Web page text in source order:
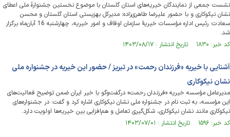
نشست جمعی از نمایندگان خیریه‌های استان گلستان با موضوع نخستین جشنوارۀ ملی اعطای
نشان نیکوکاری و با حضور علیرضا طاهری‌زاده؛ مدیرکل بهزیستی استان گلستان و محسن
سعادت؛ رئیس اداره مؤسسات خیریۀ سازمان اوقاف و امور خیریه، چهارشنبه 16 آبان‌ماه برگزار
شد.
کد خبر: ۱۸۳۰ تاریخ انتشار : ۱۴۰۳/۰۸/۱۷
آشنایی با خیریه «فرزندان رحمت» در تبریز / حضور این خیریه در جشنواره ملی
نشان نیکوکاری
مدیرعامل مؤسسه خیریه «فرزندان رحمت» درگفت‌وگو با خیر ایران ضمن توضیح فعالیت‌های
این مؤسسه، به ثبت نام در جشنواره ملی نشان نیکوکاری اشاره کرد و گفت: در جشنواره‌های
نیکوکاری مانند نشان نیکوکاری، شکل‌گیری تعامل و هم‌افزایی بین خیریه‌ها اولویت دارد.
کد خبر: ۱۵۹۶ تاریخ انتشار : ۱۴۰۳/۰۷/۰۱